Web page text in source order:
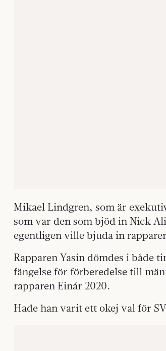
Mikael Lindgren, som är
som var den som bjöd in Nick
egentligen ville bjuda in
Rapparen Yasin dömdes i både
fängelse för förberedelse till
rapparen Einár 2020.
Hade han varit ett okej val för